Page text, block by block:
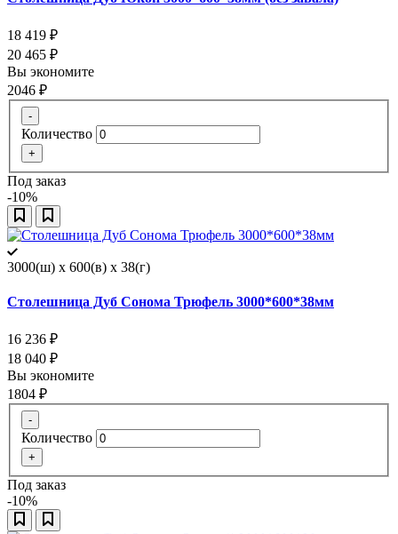
18 419 ₽
20 465 ₽
Вы экономите
2046 ₽
-
Количество
+
Под заказ
-10%
3000(ш) x 600(в) x 38(г)
Столешница Дуб Сонома Трюфель 3000*600*38мм
16 236 ₽
18 040 ₽
Вы экономите
1804 ₽
-
Количество
+
Под заказ
-10%